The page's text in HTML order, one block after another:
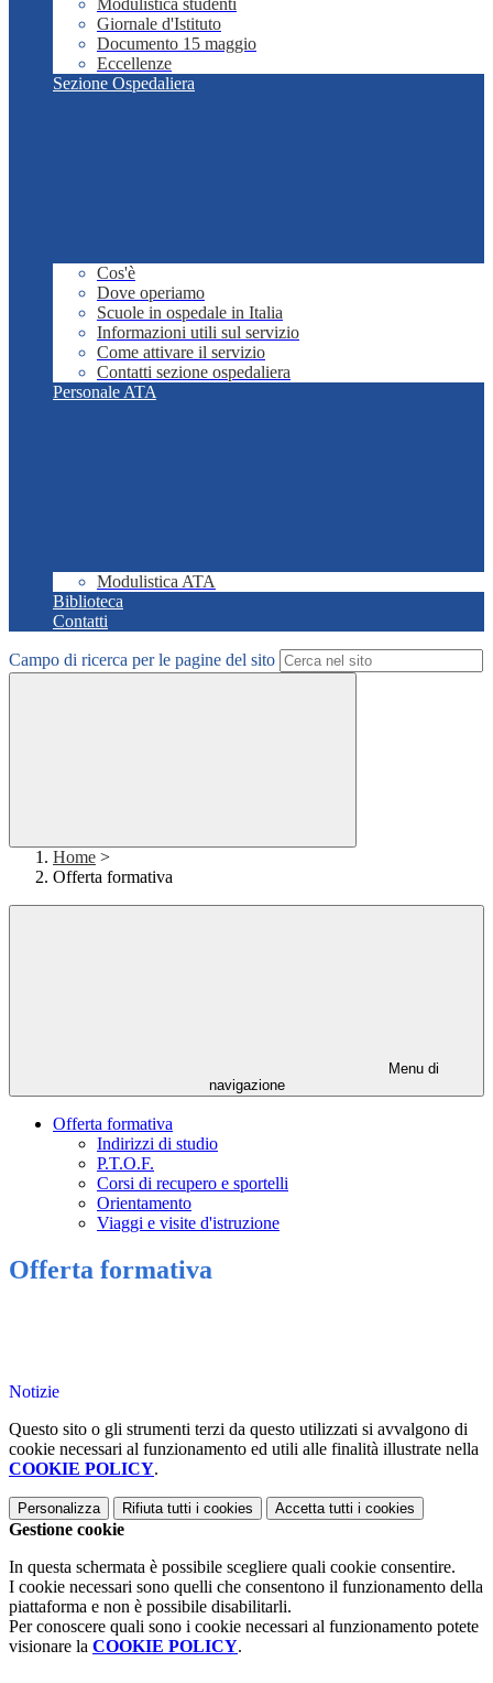
Modulistica studenti
Giornale d'Istituto
Documento 15 maggio
Eccellenze
Sezione Ospedaliera
Cos'è
Dove operiamo
Scuole in ospedale in Italia
Informazioni utili sul servizio
Come attivare il servizio
Contatti sezione ospedaliera
Personale ATA
Modulistica ATA
Biblioteca
Contatti
Campo di ricerca per le pagine del sito
Home >
Offerta formativa
Menu di
navigazione
Offerta formativa
Indirizzi di studio
P.T.O.F.
Corsi di recupero e sportelli
Orientamento
Viaggi e visite d'istruzione
Offerta formativa
Notizie
Questo sito o gli strumenti terzi da questo utilizzati si avvalgono di
cookie necessari al funzionamento ed utili alle finalità illustrate nella
COOKIE POLICY.
Personalizza Rifiuta tutti i cookies Accetta tutti i cookies
Gestione cookie
In questa schermata è possibile scegliere quali cookie consentire.
I cookie necessari sono quelli che consentono il funzionamento della
piattaforma e non è possibile disabilitarli.
Per conoscere quali sono i cookie necessari al funzionamento potete
visionare la COOKIE POLICY.